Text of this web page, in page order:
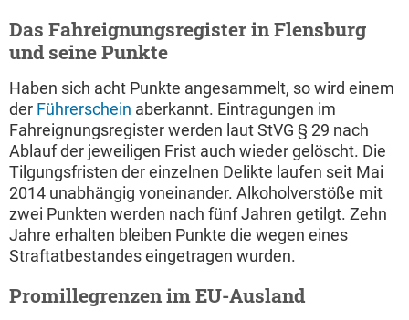
Das Fahreignungsregister in Flensburg
und seine Punkte
Haben sich acht Punkte angesammelt, so wird einem
der Führerschein aberkannt. Eintragungen im
Fahreignungsregister werden laut StVG § 29 nach
Ablauf der jeweiligen Frist auch wieder gelöscht. Die
Tilgungsfristen der einzelnen Delikte laufen seit Mai
2014 unabhängig voneinander. Alkoholverstöße mit
zwei Punkten werden nach fünf Jahren getilgt. Zehn
Jahre erhalten bleiben Punkte die wegen eines
Straftatbestandes eingetragen wurden.
Promillegrenzen im EU-Ausland